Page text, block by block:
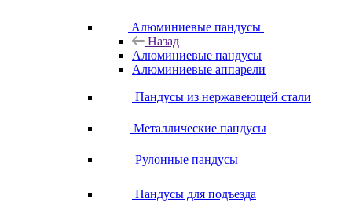
Алюминиевые пандусы
Назад
Алюминиевые пандусы
Алюминиевые аппарели
Пандусы из нержавеющей стали
Металлические пандусы
Рулонные пандусы
Пандусы для подъезда